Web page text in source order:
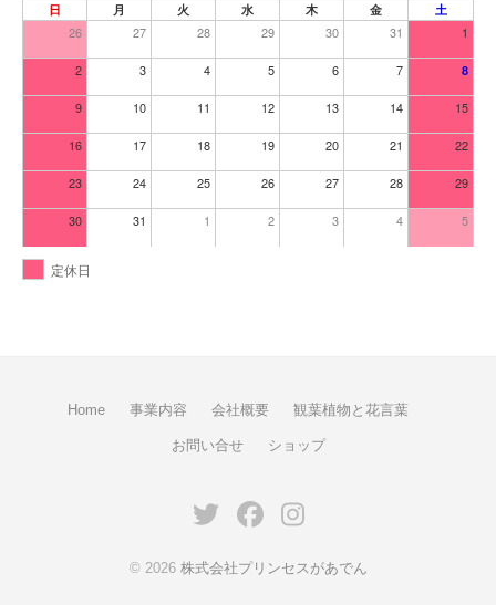
日 月 火 水 木 金 土
26 27 28 29 30 31 1
2 3 4 5 6 7 8
9 10 11 12 13 14 15
16 17 18 19 20 21 22
23 24 25 26 27 28 29
30 31 1 2 3 4 5
定休日
Home 事業内容 会社概要 観葉植物と花言葉
お問い合せ ショップ
TwitterFacebookInstagram
© 2026 株式会社プリンセスがあでん